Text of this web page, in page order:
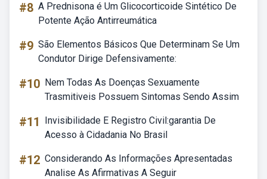
#8 A Prednisona é Um Glicocorticoide Sintético De
Potente Ação Antirreumática
#9 São Elementos Básicos Que Determinam Se Um
Condutor Dirige Defensivamente:
#10 Nem Todas As Doenças Sexuamente
Trasmitiveis Possuem Sintomas Sendo Assim
#11
Invisibilidade E Registro Civil:garantia De
Acesso à Cidadania No Brasil
#12 Considerando As Informações Apresentadas
Analise As Afirmativas A Seguir